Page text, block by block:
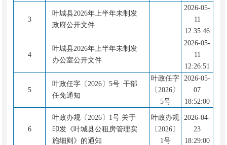
3
叶城县2026年上半年未制发
政府公开文件
2026-05-
11
12:35:46
4
叶城县2026年上半年未制发
办公室公开文件
2026-05-
11
12:26:51
5
叶政任字〔2026〕5号 干部
任免通知
叶政任字
〔2026〕
5号
2026-05-
07
18:52:00
6
叶政办规〔2026〕1号 关于
印发《叶城县公租房管理实
施细则》的通知
叶政办规
〔2026〕
1号
2026-04-
23
18:29:00